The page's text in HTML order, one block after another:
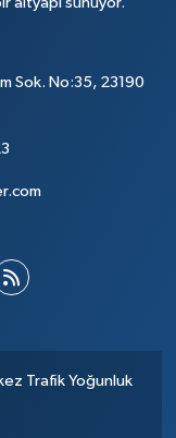
Sok. No:35, 23190
Trafik Yoğunluk